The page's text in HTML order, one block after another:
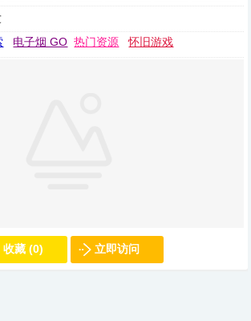
电子烟 GO 热门资源 怀旧游戏
收藏 (0) 立即访问